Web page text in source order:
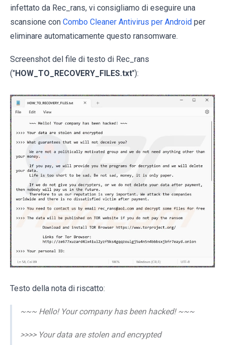
infettato da Rec_rans, vi consigliamo di eseguire una
scansione con Combo Cleaner Antivirus per Android per
eliminare automaticamente questo ransomware.
Screenshot del file di testo di Rec_rans
("HOW_TO_RECOVERY_FILES.txt"):
Testo della nota di riscatto:
~~~ Hello! Your company has been hacked! ~~~
>>>> Your data are stolen and encrypted